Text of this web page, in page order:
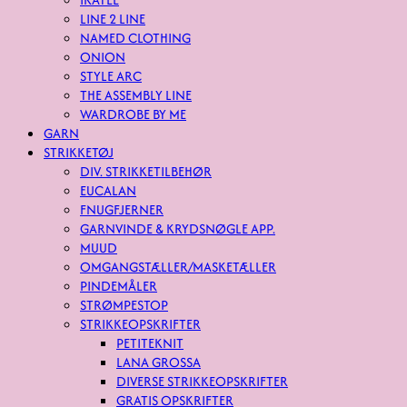
LINE 2 LINE
NAMED CLOTHING
ONION
STYLE ARC
THE ASSEMBLY LINE
WARDROBE BY ME
GARN
STRIKKETØJ
DIV. STRIKKETILBEHØR
EUCALAN
FNUGFJERNER
GARNVINDE & KRYDSNØGLE APP.
MUUD
OMGANGSTÆLLER/MASKETÆLLER
PINDEMÅLER
STRØMPESTOP
STRIKKEOPSKRIFTER
PETITEKNIT
LANA GROSSA
DIVERSE STRIKKEOPSKRIFTER
GRATIS OPSKRIFTER